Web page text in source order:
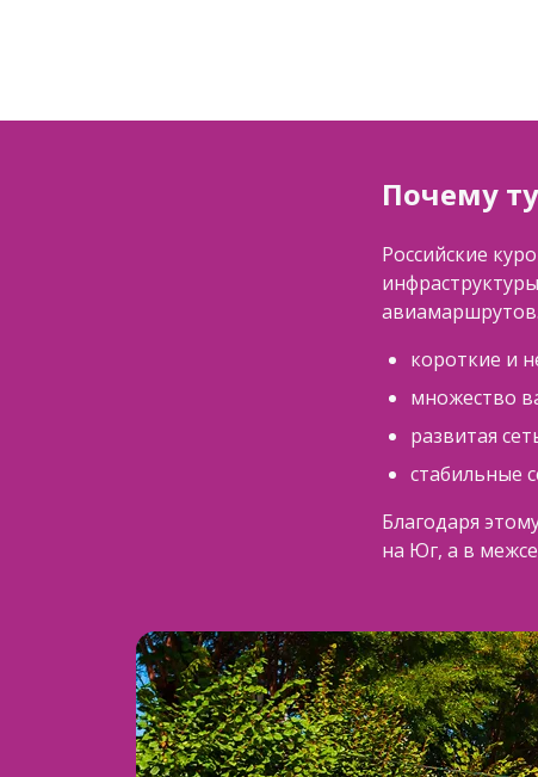
Почему
Российские
короткие и
множество
развитая
стабильные
Благодаря
на Юг, а в